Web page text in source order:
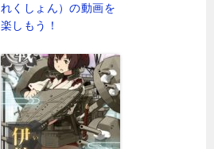
れくしょん）の動画を
楽しもう！